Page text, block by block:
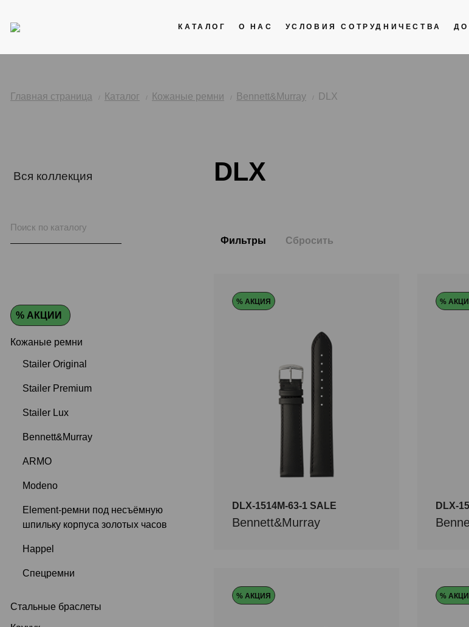
КАТАЛОГ О НАС УСЛОВИЯ СОТРУДНИЧЕСТВА
Главная страница Каталог Кожаные ремни Bennett&Murray DLX
Вся коллекция
% АКЦИИ
Кожаные ремни
Stailer Original
Stailer Premium
Stailer Lux
Bennett&Murray
ARMO
Modeno
Element-ремни под несъёмную
шпильку корпуса золотых часов
Happel
Спецремни
Стальные браслеты
DLX
Фильтры Сбросить
% АКЦИЯ
DLX-1514M-63-1 SALE
Bennett&Murray
%
DLX-
% АКЦИЯ %